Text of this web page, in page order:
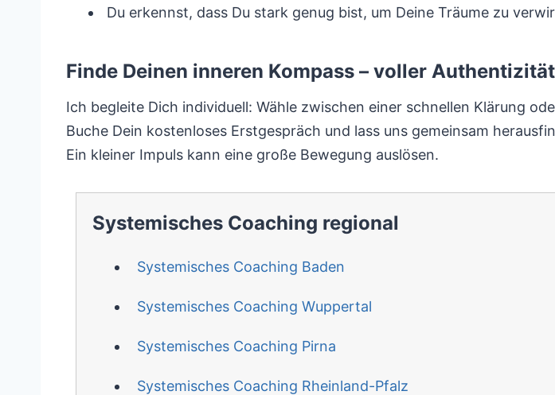
Du erkennst, dass Du stark genug bist, um Deine Träume zu
Finde Deinen inneren Kompass – voller
Ich begleite Dich individuell: Wähle zwischen einer schnellen Klärung
Buche Dein kostenloses Erstgespräch und lass uns gemeinsam
Ein kleiner Impuls kann eine große Bewegung auslösen.
Systemisches Coaching regional
Systemisches Coaching Baden
Systemisches Coaching Wuppertal
Systemisches Coaching Pirna
Systemisches Coaching Rheinland-Pfalz